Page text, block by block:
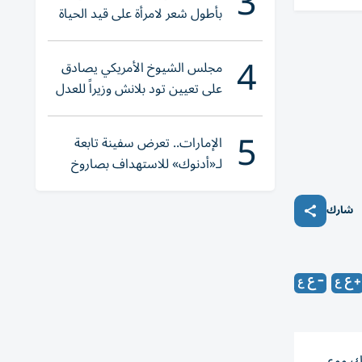
شارك
بأطول شعر لامرأة على قيد الحياة
4 مجلس الشيوخ الأمريكي يصادق
على تعيين تود بلانش وزيراً للعدل
5 الإمارات.. تعرض سفينة تابعة
لـ«أدنوك» للاستهداف بصاروخ